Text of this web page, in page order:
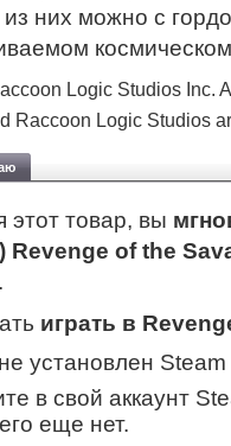
них можно с
Logic Studios Inc.
Raccoon Logic Studios
этот товар, вы
Revenge of the
играть в
установлен
в свой аккаунт
еще нет.